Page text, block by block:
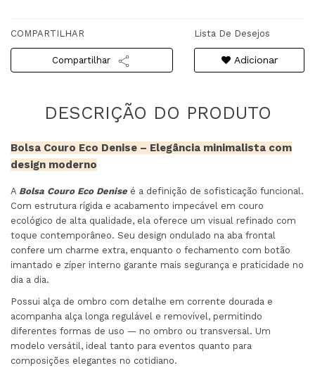
COMPARTILHAR
Compartilhar
Lista De Desejos
Adicionar
Bolsa Couro Eco Denise – Elegância minimalista com
design moderno
A Bolsa Couro Eco Denise é a definição de sofisticação funcional.
Com estrutura rígida e acabamento impecável em couro
ecológico de alta qualidade, ela oferece um visual refinado com
toque contemporâneo. Seu design ondulado na aba frontal
confere um charme extra, enquanto o fechamento com botão
imantado e zíper interno garante mais segurança e praticidade no
dia a dia.
Possui alça de ombro com detalhe em corrente dourada e
acompanha alça longa regulável e removível, permitindo
diferentes formas de uso — no ombro ou transversal. Um
modelo versátil, ideal tanto para eventos quanto para
composições elegantes no cotidiano.